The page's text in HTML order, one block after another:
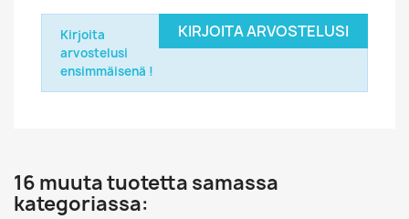
KIRJOITA ARVOSTELUSI
Kirjoita
arvostelusi
ensimmäisenä !
16 muuta tuotetta samassa
kategoriassa: